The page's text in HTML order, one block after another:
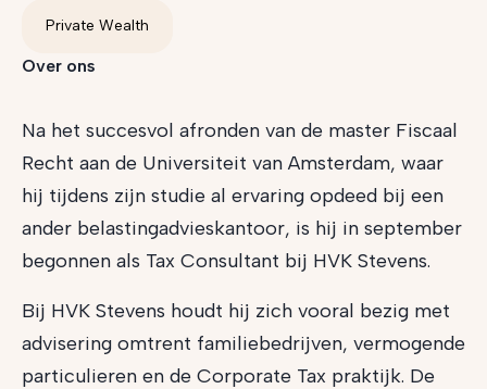
Private Wealth
Over ons
Na het succesvol afronden van de master Fiscaal
Recht aan de Universiteit van Amsterdam, waar
hij tijdens zijn studie al ervaring opdeed bij een
ander belastingadvieskantoor, is hij in september
begonnen als Tax Consultant bij HVK Stevens.
Bij HVK Stevens houdt hij zich vooral bezig met
advisering omtrent familiebedrijven, vermogende
particulieren en de Corporate Tax praktijk. De